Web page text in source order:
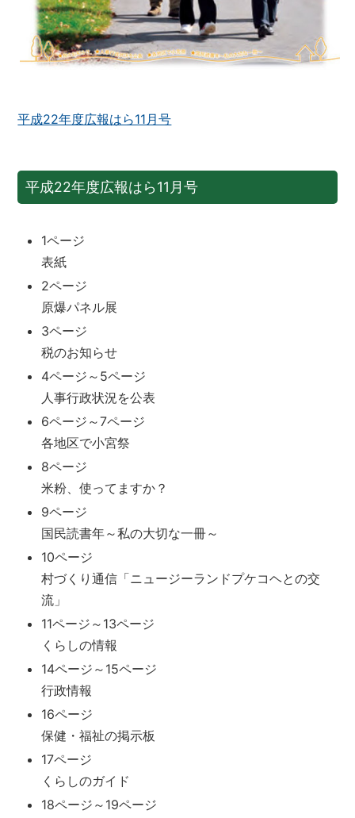
平成22年度広報はら11月号
平成22年度広報はら11月号
1ページ
表紙
2ページ
原爆パネル展
3ページ
税のお知らせ
4ページ～5ページ
人事行政状況を公表
6ページ～7ページ
各地区で小宮祭
8ページ
米粉、使ってますか？
9ページ
国民読書年～私の大切な一冊～
10ページ
村づくり通信「ニュージーランドプケコヘとの交
流」
11ページ～13ページ
くらしの情報
14ページ～15ページ
行政情報
16ページ
保健・福祉の掲示板
17ページ
くらしのガイド
18ページ～19ページ